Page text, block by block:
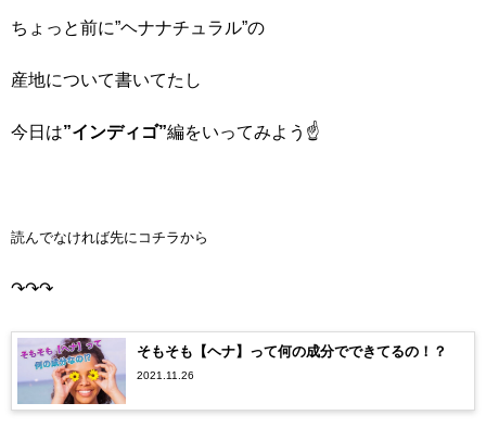
ちょっと前に”ヘナナチュラル”の
産地について書いてたし
今日は”インディゴ”編をいってみよう☝
読んでなければ先にコチラから
↷↷↷
そもそも【ヘナ】って何の成分でできてるの！？
2021.11.26